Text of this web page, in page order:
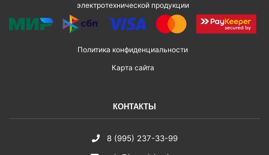
электротехнической продукции
Политика конфиденциальности
Карта сайта
КОНТАКТЫ
8 (995) 237-33-99